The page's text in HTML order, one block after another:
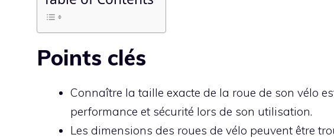
Points clés
Connaître la taille exacte de la roue de son vélo
performance et sécurité lors de son utilisation.
Les dimensions des roues de vélo peuvent être